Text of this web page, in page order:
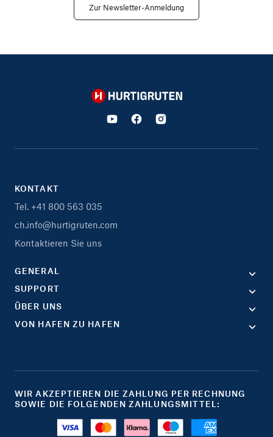
Zur Newsletter-Anmeldung
Hurtigruten
KONTAKT
Tel. +41 800 563 035
ch.info@hurtigruten.com
Kontaktieren Sie uns
GENERAL
SUPPORT
ÜBER UNS
VON HAFEN ZU HAFEN
WIR AKZEPTIEREN DIE ZAHLUNG PER RECHNUNG
SOWIE DIE FOLGENDEN ZAHLUNGSMITTEL: